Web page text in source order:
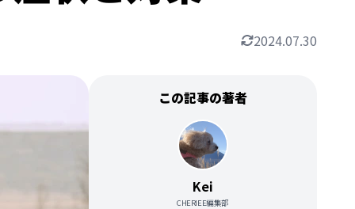
2024.07.30
この記事の著者
Kei
CHERIEE編集部